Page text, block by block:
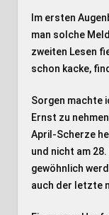
Im ersten
man solche
zweiten Lesen
schon kacke,
Sorgen machte
Ernst zu
April-Scherze
und nicht am
gewöhnlich
auch der letzte